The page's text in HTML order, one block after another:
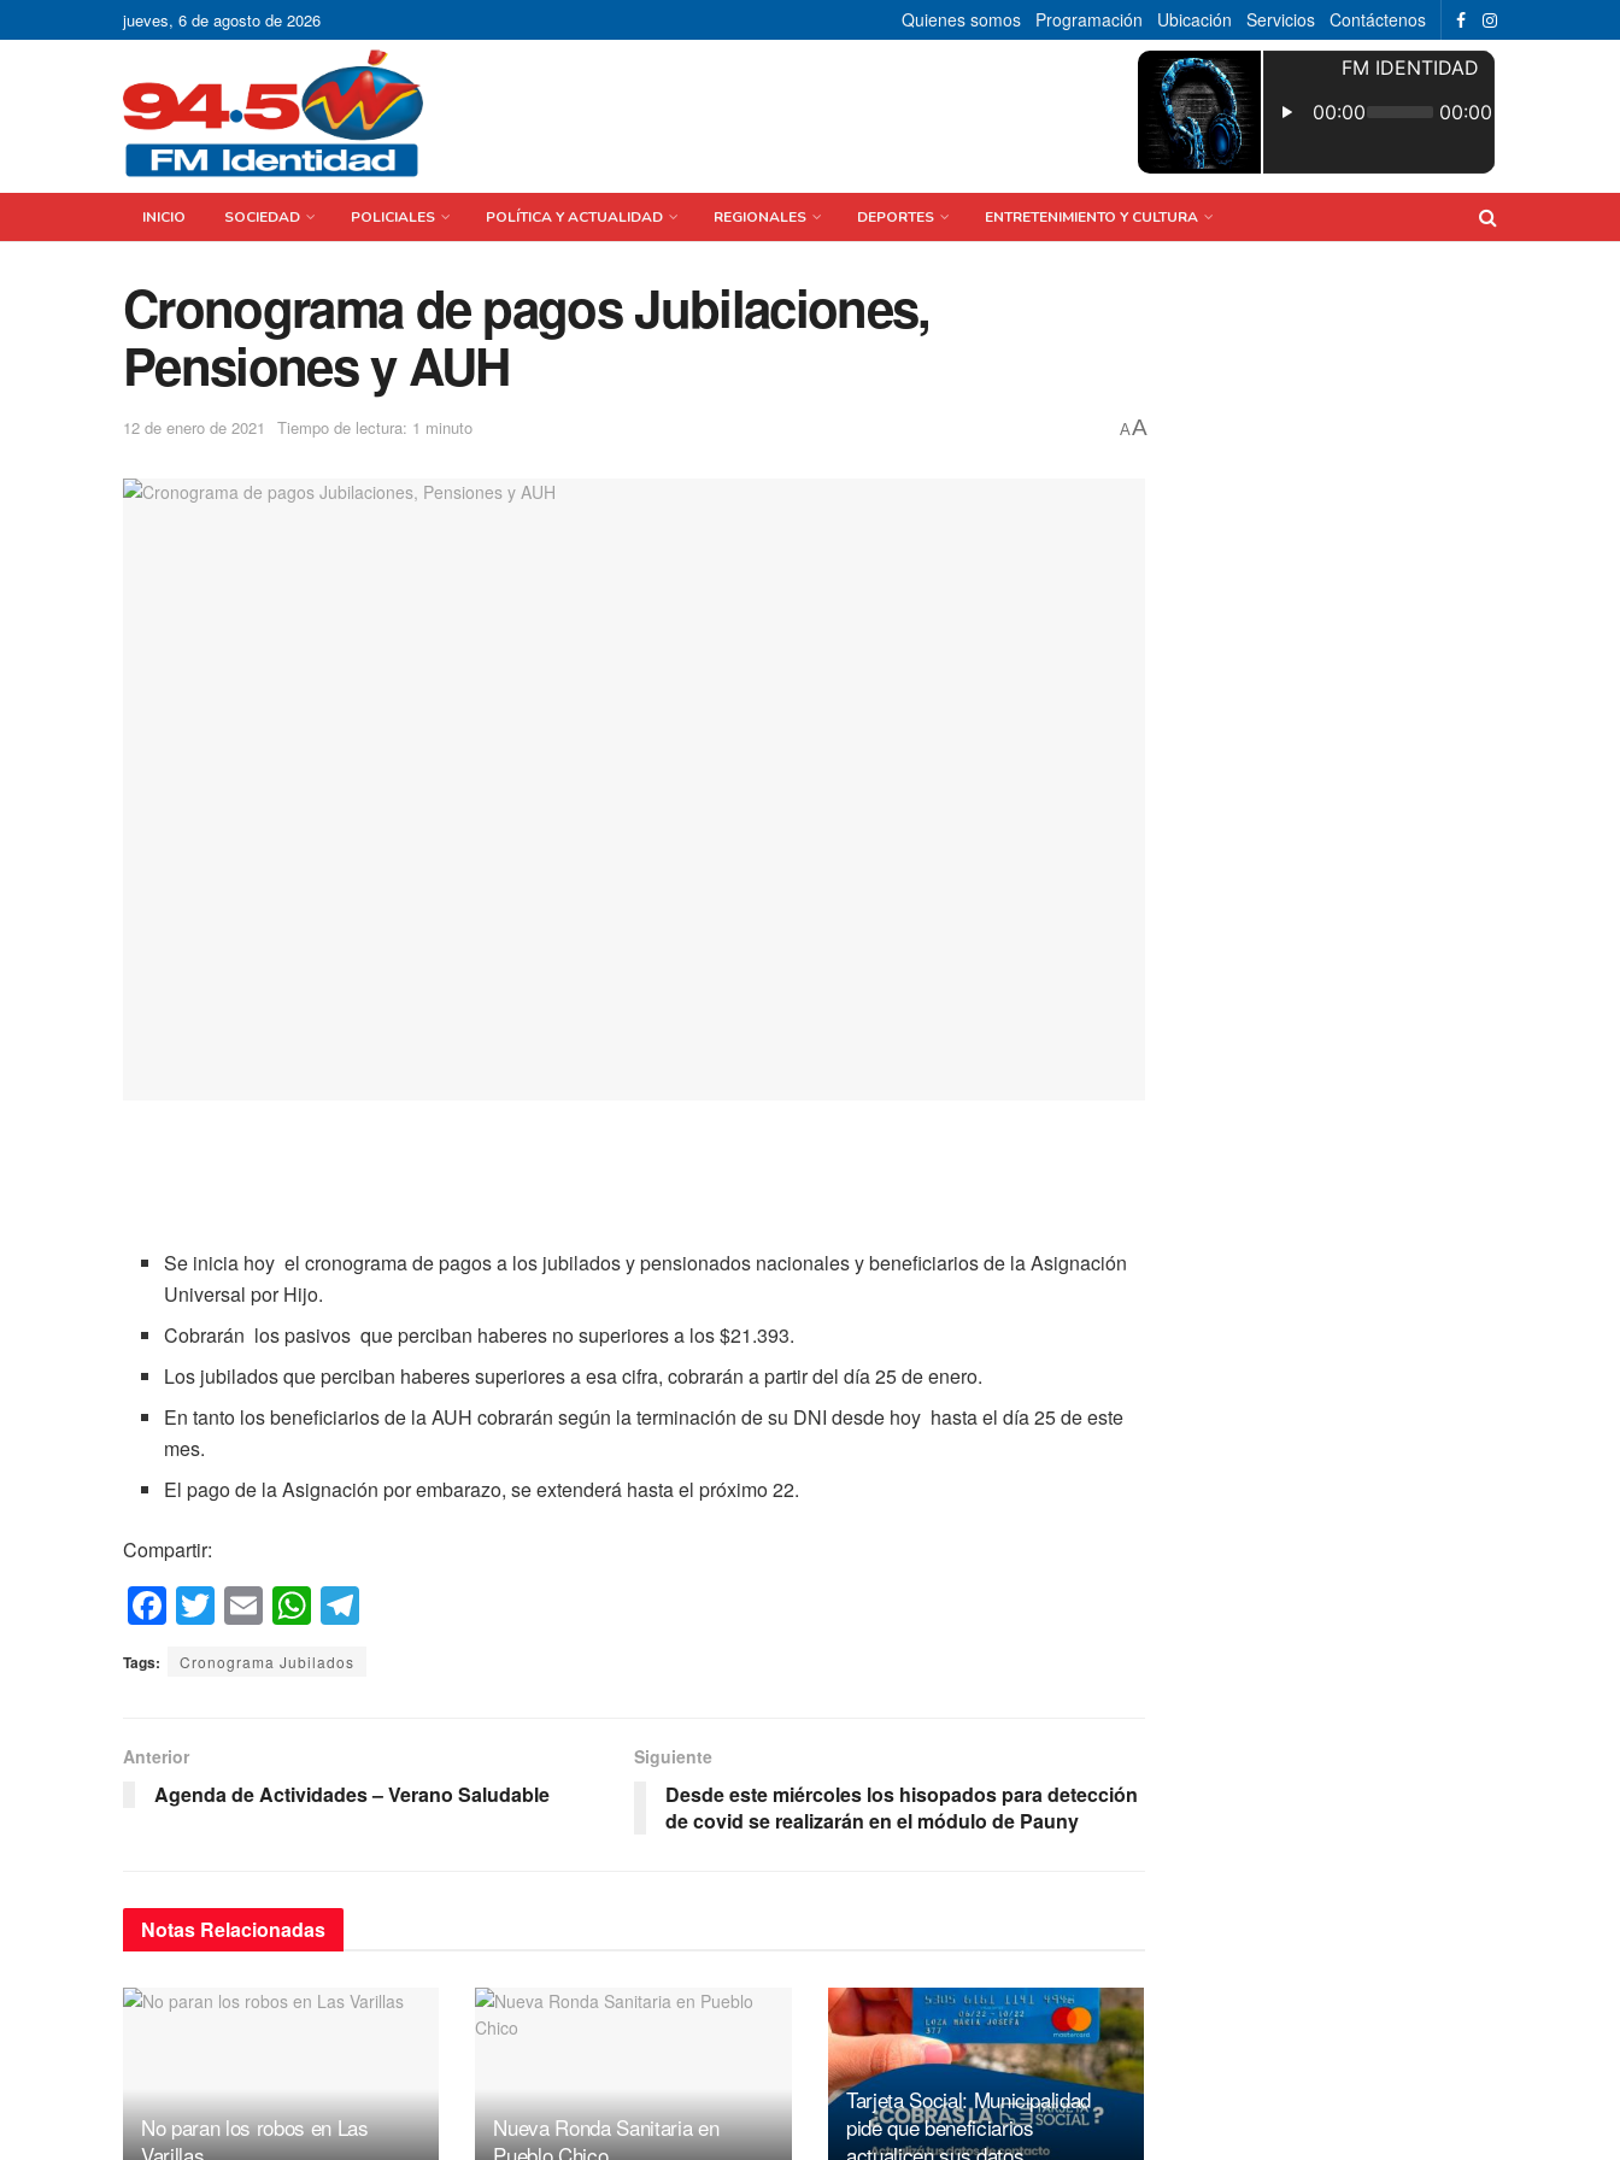
jueves, 6 de agosto de 2026 Quienes somos Programación Ubicación Servicios Contáctenos
INICIO SOCIEDAD POLICIALES POLÍTICA Y ACTUALIDAD REGIONALES DEPORTES ENTRETENIMIENTO Y CULTURA
Cronograma de pagos Jubilaciones,
Pensiones y AUH
12 de enero de 2021 Tiempo de lectura: 1 minuto AA
Se inicia hoy el cronograma de pagos a los jubilados y pensionados nacionales y beneficiarios de la Asignación
Universal por Hijo.
Cobrarán los pasivos que perciban haberes no superiores a los $21.393.
Los jubilados que perciban haberes superiores a esa cifra, cobrarán a partir del día 25 de enero.
En tanto los beneficiarios de la AUH cobrarán según la terminación de su DNI desde hoy hasta el día 25 de este
mes.
El pago de la Asignación por embarazo, se extenderá hasta el próximo 22.
Compartir:
F
a
c
b
o
T
wi
tt
E
m
ail
W
h
at
p m
Tags: Cronograma Jubilados
Anterior
Agenda de Actividades – Verano Saludable
Siguiente
Desde este miércoles los hisopados para detección
de covid se realizarán en el módulo de Pauny
Notas Relacionadas
No paran los robos en Las
Nueva Ronda Sanitaria en
Tarjeta Social: Municipalidad
pide que beneficiarios